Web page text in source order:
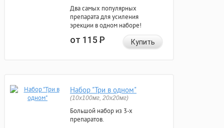
Два самых популярных
препарата для усиления
эрекции в одном наборе!
от 115Р Купить
Набор "Три в одном"
(10x100мг, 20x20мг)
Большой набор из 3-х
препаратов.